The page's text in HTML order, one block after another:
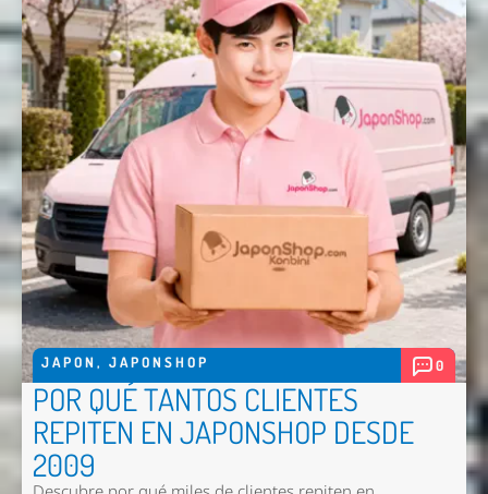
JAPON , JAPONSHOP 0
POR QUÉ TANTOS CLIENTES
REPITEN EN JAPONSHOP DESDE
2009
Enviar